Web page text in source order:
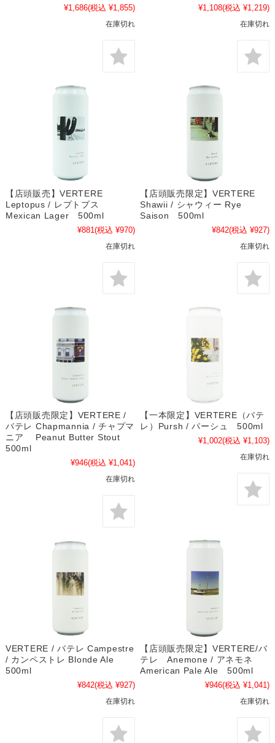
¥1,686(税込 ¥1,855)
在庫切れ
¥1,108(税込 ¥1,219)
在庫切れ
【店頭販売】VERTERE
Leptopus / レプトプス
Mexican Lager 500ml
¥881(税込 ¥970)
在庫切れ
【店頭販売限定】VERTERE
Shawii / シャウィー Rye
Saison 500ml
¥842(税込 ¥927)
在庫切れ
【店頭販売限定】VERTERE /
バテレ Chapmannia / チャプマ
ニア Peanut Butter Stout
500ml
¥946(税込 ¥1,041)
在庫切れ
【一本限定】VERTERE（バテ
レ）Pursh / パーシュ 500ml
¥1,002(税込 ¥1,103)
在庫切れ
VERTERE / バテレ Campestre
/ カンペストレ Blonde Ale
500ml
¥842(税込 ¥927)
在庫切れ
【店頭販売限定】VERTERE/バ
テレ Anemone / アネモネ
American Pale Ale 500ml
¥946(税込 ¥1,041)
在庫切れ